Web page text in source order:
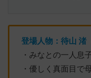
登場人物： 待山 渚
・みなとの一人息子
・優しく真面目で